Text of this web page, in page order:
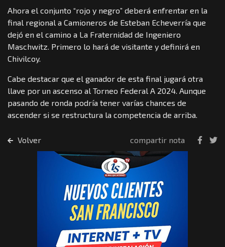
Ahora el conjunto “rojo y negro” deberá enfrentar en la
final regional a Camioneros de Esteban Echeverría que
dejó en el camino a La Fraternidad de Ingeniero
Maschwitz. Primero lo hará de visitante y definirá en
Chivilcoy.
Cabe destacar que el ganador de esta final jugará otra
llave por un ascenso al Torneo Federal A 2024. Aunque
pasando de ronda podría tener varías chances de
ascender si se restructura la competencia de arriba.
Volver compartir nota